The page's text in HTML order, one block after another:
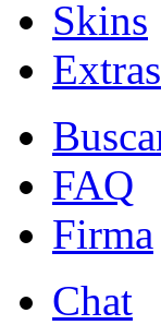
Skins
Extras
FAQ
Firma
Chat